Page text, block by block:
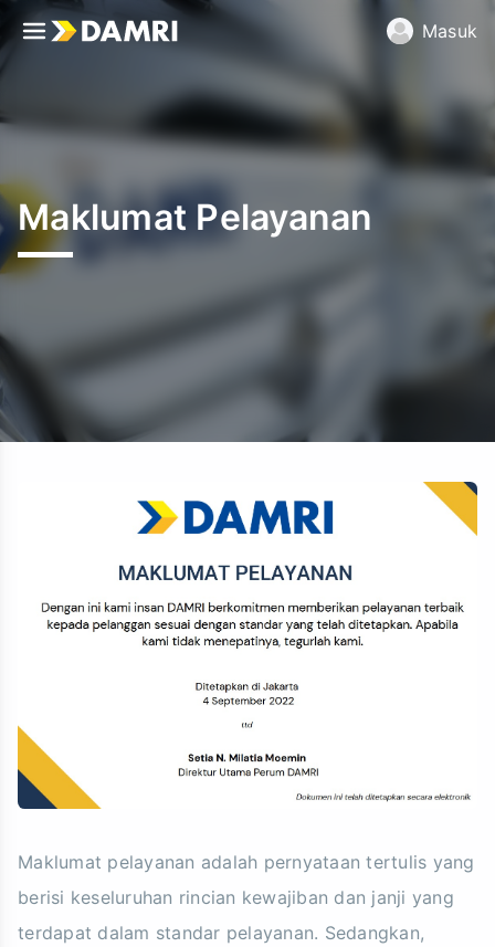
Masuk
Maklumat Pelayanan
Maklumat pelayanan adalah pernyataan tertulis yang
berisi keseluruhan rincian kewajiban dan janji yang
terdapat dalam standar pelayanan. Sedangkan,